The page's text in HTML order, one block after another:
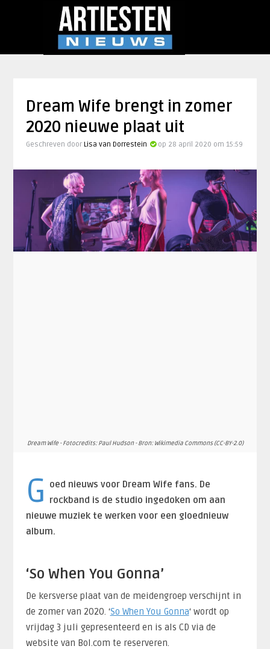
Dream Wife brengt in zomer
2020 nieuwe plaat uit
Geschreven door Lisa van Dorrestein op 28 april 2020 om 15:59
Dream Wife - Fotocredits: Paul Hudson - Bron: Wikimedia Commons (CC-BY-2.0)
G
oed nieuws voor Dream Wife fans. De
rockband is de studio ingedoken om aan
nieuwe muziek te werken voor een gloednieuw
album.
‘So When You Gonna’
De kersverse plaat van de meidengroep verschijnt in
de zomer van 2020. ‘So When You Gonna‘ wordt op
vrijdag 3 juli gepresenteerd en is als CD via de
website van Bol.com te reserveren.